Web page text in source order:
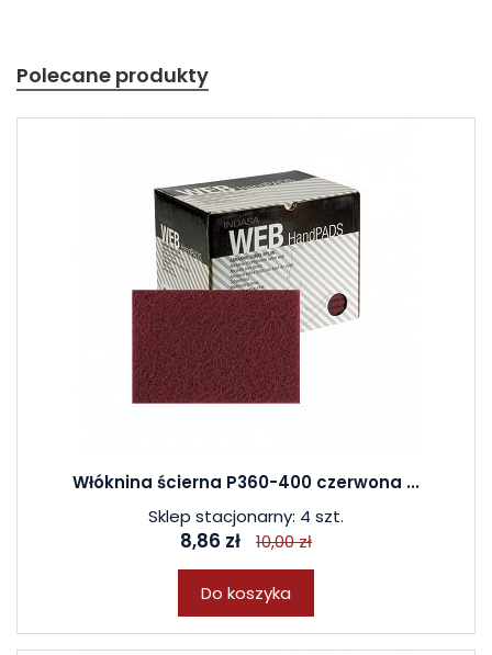
Polecane produkty
Włóknina ścierna P360-400 czerwona ...
Sklep stacjonarny: 4 szt.
8,86 zł 10,00 zł
Do koszyka